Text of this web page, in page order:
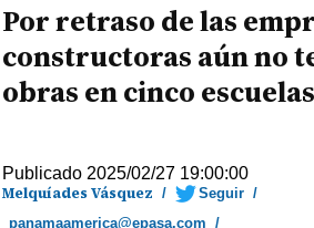
Por retraso de las
constructoras aún no
obras en cinco
Publicado 2025/02/27 19:00:00
Melquíades Vásquez / Seguir /
panamaamerica@epasa.com /